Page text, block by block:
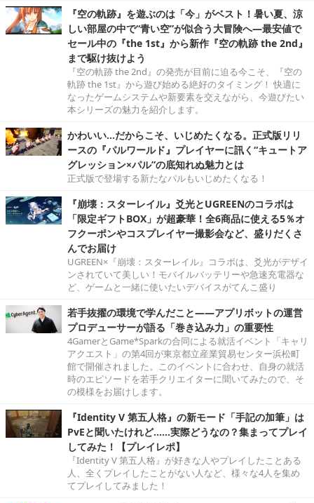
『空の軌跡』を遊ぶのは「今」がベスト！暑い夏、涼
しい部屋の中で“青い空”が似合う大冒険へ―最安値で
セール中の『the 1st』から新作『空の軌跡 the 2nd』
まで駆け抜けよう
『空の軌跡 the 2nd』の発売が目前に迫る今こそ、『空の
軌跡 the 1st』から遊び始める絶好のタイミング！ 快適に
なったゲームシステムや新要素を交えながら、今遊びたい
本シリーズの魅力を紹介します。
かわいい…だからこそ、いじめたくなる。正式版リリ
ースの『パルワールド』プレイヤーに訊く“キュートア
グレッション×パル”の底知れぬ魅力とは
正式版で登場する新たなパルもいじめたくなる！
『崩壊：スターレイル』爻光とUGREENのコラボは
「限定ギフトBOX」が超豪華！全6商品に使える5％オ
フクーポンやコスプレイヤー撮影会など、盛りだくさ
んでお届け
UGREEN×『崩壊：スターレイル』コラボは、爻光がデザイ
ンされていて美しい！モバイルバッテリーや急速充電器な
ど、ゲームと一緒に使いたいデバイスがてんこ盛り
若手抜擢の環境で学んだこと――アプリボットの運営
プロデューサーが語る「巻き込み力」の重要性
4GamerとGame*Sparkの合同による就活イベント「キャリ
アクエスト」の第4回が東京都立産業貿易センター浜松町
館で開催されました。このイベントに合わせ、自身の就活
時のエピソードを若手クリエイターに聞いてみたので、そ
の模様をお届けします。
『Identity V 第五人格』の新モード「手記の加筆」は
PvEと聞いたけれど……実際どうなの？集まってプレイ
してみた！【プレイレポ】
『Identity V 第五人格』が好きな人やプレイしたことある
人、全くプレイしたことがない人など、様々な4人を集め
てプレイしてみました！